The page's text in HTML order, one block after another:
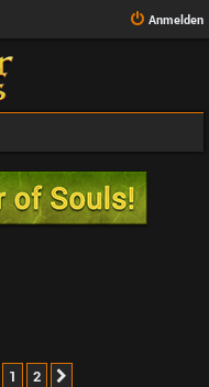
Anmelden
1 2